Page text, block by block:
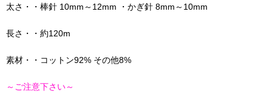
太さ・・棒針 10mm～12mm ・かぎ針 8mm～10mm
長さ・・約120m
素材・・コットン92% その他8%
～ご注意下さい～